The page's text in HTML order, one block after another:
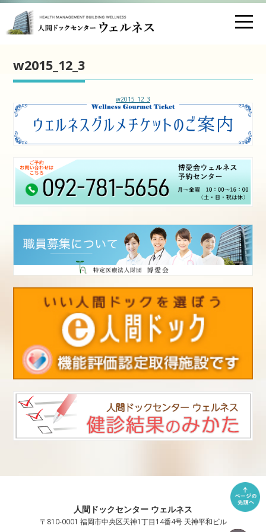
お問い合わせ
医療法人財団 博愛会
w2015_12_3
w2015_12_3
人間ドックセンター ウェルネス
〒810-0001 福岡市中央区天神1丁目14番4号 天神平和ビル